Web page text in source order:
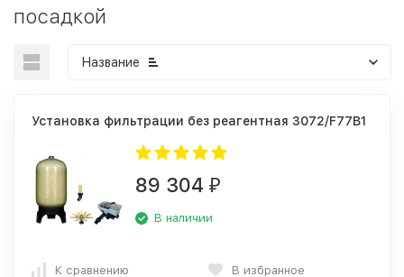
посадкой
Название
Установка фильтрации без реагентная 3072/F77B1
89 304 ₽
В наличии
К сравнению В избранное